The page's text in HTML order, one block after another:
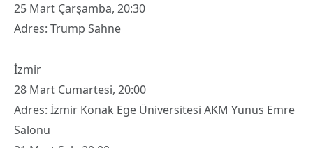
25 Mart Çarşamba, 20:30
Adres: Trump Sahne
İzmir
28 Mart Cumartesi, 20:00
Adres: İzmir Konak Ege Üniversitesi AKM Yunus Emre
Salonu